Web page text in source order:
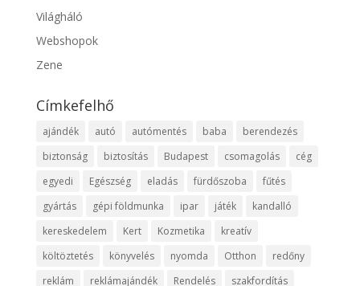
Világháló
Webshopok
Zene
Címkefelhő
ajándék autó autómentés baba
berendezés
biztonság
biztosítás Budapest csomagolás
cég
egyedi
Egészség eladás fürdőszoba
fűtés
gyártás
gépi földmunka ipar játék
kandalló
kereskedelem
Kert Kozmetika
kreatív
költöztetés
könyvelés nyomda Otthon
redőny
reklám
reklámajándék Rendelés szakfordítás